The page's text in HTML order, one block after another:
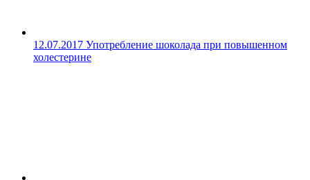
12.07.2017 Употребление шоколада при повышенном
холестерине